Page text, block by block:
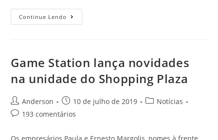
Continue Lendo
Game Station lança novidades
na unidade do Shopping Plaza
Anderson 10 de julho de 2019
Notícias
193 comentários